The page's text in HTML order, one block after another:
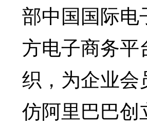
部中国国际
方电子商务
织，为企业
仿阿里巴巴